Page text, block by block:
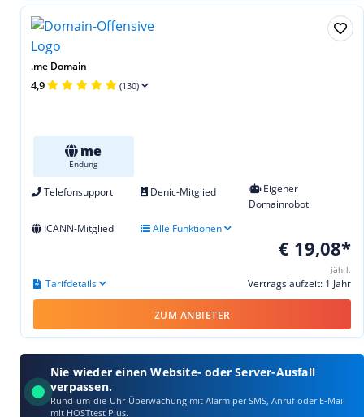
.me Domain
4,9 (130)
me
Endung
Telefonsupport Denic-Mitglied
Eigener
Domainrobot
ICANN-Mitglied
Alle Funktionen
€ 19,08*
jährl.
Vertragslaufzeit: 1 Jahr
Tarifdetails
ZUM ANBIETER
Nie wieder einen Website- oder Server-Ausfall
verpassen.
Rund-um-die-Uhr-Überwachung mit Alarm per SMS, Anruf oder E‑Mail
mit HOSTtest Plus.